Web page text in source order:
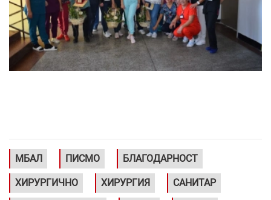
МБАЛ ПИСМО БЛАГОДАРНОСТ
ХИРУРГИЧНО ХИРУРГИЯ САНИТАР